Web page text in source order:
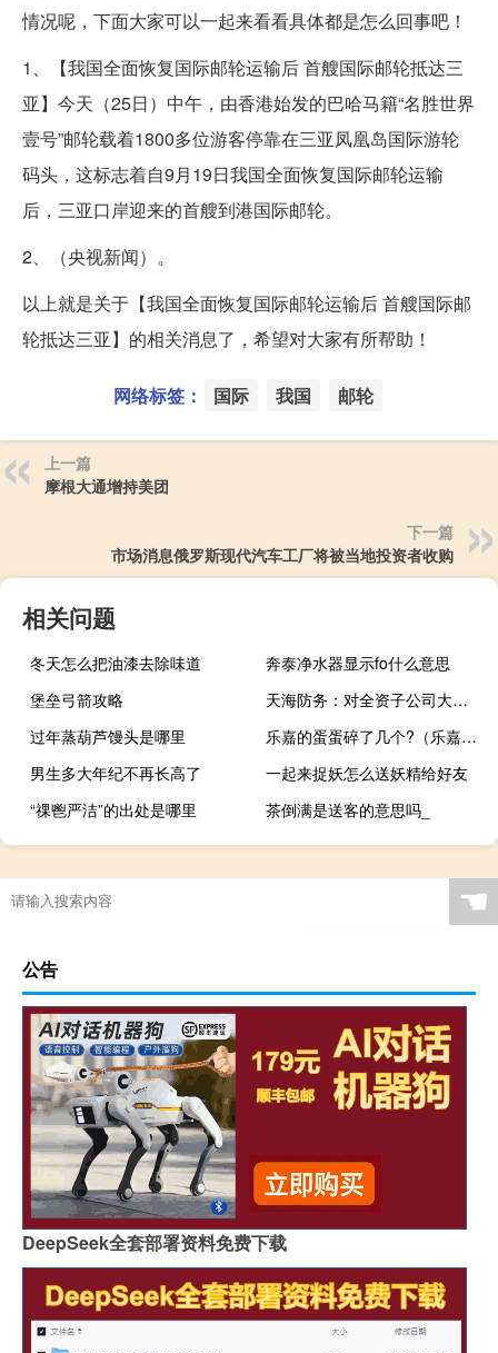
情况呢，下面大家可以一起来看看具体都是怎么回事吧！
1、【我国全面恢复国际邮轮运输后 首艘国际邮轮抵达三
亚】今天（25日）中午，由香港始发的巴哈马籍“名胜世界
壹号”邮轮载着1800多位游客停靠在三亚凤凰岛国际游轮
码头，这标志着自9月19日我国全面恢复国际邮轮运输
后，三亚口岸迎来的首艘到港国际邮轮。
2、（央视新闻）。
以上就是关于【我国全面恢复国际邮轮运输后 首艘国际邮
轮抵达三亚】的相关消息了，希望对大家有所帮助！
网络标签： 国际 我国 邮轮
上一篇
摩根大通增持美团
下一篇
市场消息俄罗斯现代汽车工厂将被当地投资者收购
相关问题
冬天怎么把油漆去除味道
奔泰净水器显示fo什么意思
堡垒弓箭攻略
天海防务：对全资子公司大津重工增资约2.73亿元
过年蒸葫芦馒头是哪里
乐嘉的蛋蛋碎了几个?（乐嘉录节目时为什么会睾丸破裂）
男生多大年纪不再长高了
一起来捉妖怎么送妖精给好友
“祼鬯严洁”的出处是哪里
茶倒满是送客的意思吗_
☚
公告
DeepSeek全套部署资料免费下载